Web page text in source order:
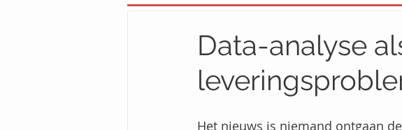
Data-analyse
Het nieuws is niemand ontgaan